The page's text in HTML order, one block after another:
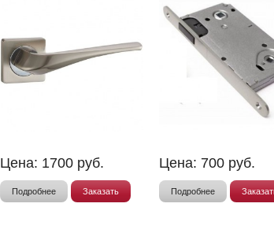
Цена: 1700 руб.
Подробнее Заказать
Цена: 700 руб.
Подробнее